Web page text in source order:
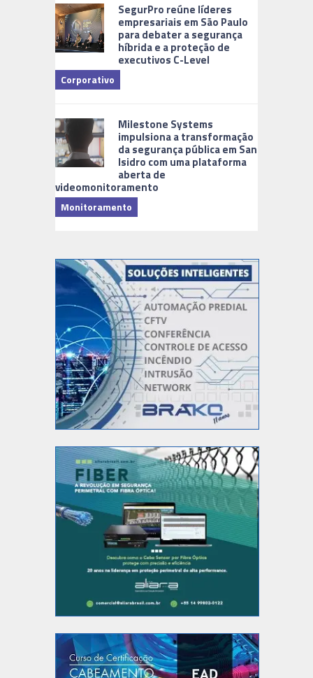
SegurPro reúne líderes
empresariais em São Paulo
para debater a segurança
híbrida e a proteção de
executivos C-Level
Corporativo
Milestone Systems
impulsiona a transformação
da segurança pública em San
Isidro com uma plataforma
aberta de
videomonitoramento
Monitoramento